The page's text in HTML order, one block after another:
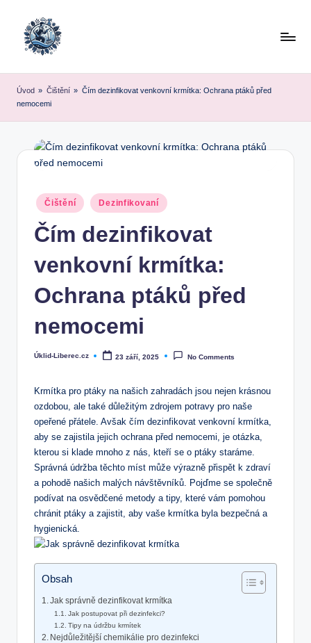
Úvod » Čištění » Čím dezinfikovat venkovní krmítka: Ochrana ptáků před
nemocemi
Posted
in
Čištění Dezinfikovaní
Čím dezinfikovat
venkovní krmítka:
Ochrana ptáků před
nemocemi
Posted
Úklid-Liberec.cz 23 září, 2025 No Comments
Krmítka pro ptáky na našich zahradách jsou nejen krásnou
ozdobou, ale také důležitým zdrojem potravy pro naše
opeřené přátele. Avšak čím dezinfikovat venkovní krmítka,
aby se zajistila jejich ochrana před nemocemi, je otázka,
kterou si klade mnoho z nás, kteří se o ptáky staráme.
Správná údržba těchto míst může výrazně přispět k zdraví
a pohodě našich malých návštěvníků. Pojďme se společně
podívat na osvědčené metody a tipy, které vám pomohou
chránit ptáky a zajistit, aby vaše krmítka byla bezpečná a
hygienická.
Obsah
Jak správně dezinfikovat krmítka
Jak postupovat při dezinfekci?
Tipy na údržbu krmítek
Nejdůležitější chemikálie pro dezinfekci